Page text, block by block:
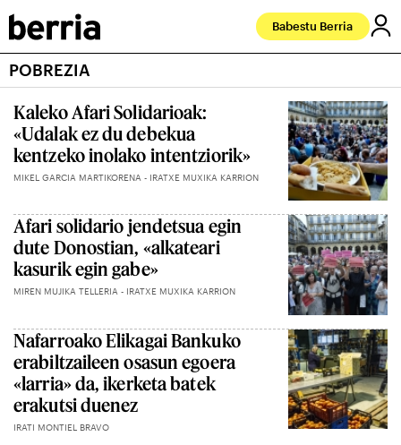
Babestu Berria
POBREZIA
Kaleko Afari Solidarioak:
«Udalak ez du debekua
kentzeko inolako intentziorik»
MIKEL GARCIA MARTIKORENA - IRATXE MUXIKA KARRION
Afari solidario jendetsua egin
dute Donostian, «alkateari
kasurik egin gabe»
MIREN MUJIKA TELLERIA - IRATXE MUXIKA KARRION
Nafarroako Elikagai Bankuko
erabiltzaileen osasun egoera
«larria» da, ikerketa batek
erakutsi duenez
IRATI MONTIEL BRAVO